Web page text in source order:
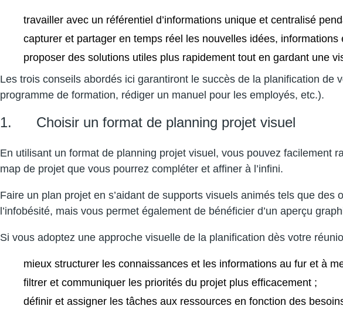
travailler avec un référentiel d’informations unique et centralisé
capturer et partager en temps réel les nouvelles idées,
proposer des solutions utiles plus rapidement tout en gardant une
Les trois conseils abordés ici garantiront le succès de la planification de
programme de formation, rédiger un manuel pour les employés, etc.).
1. Choisir un format de planning projet visuel
En utilisant un format de planning projet visuel, vous pouvez facilement
map de projet que vous pourrez compléter et affiner à l’infini.
Faire un plan projet en s’aidant de supports visuels animés tels que
l’infobésité, mais vous permet également de bénéficier d’un aperçu
Si vous adoptez une approche visuelle de la planification dès votre
mieux structurer les connaissances et les informations au fur et à
filtrer et communiquer les priorités du projet plus efficacement ;
définir et assigner les tâches aux ressources en fonction des